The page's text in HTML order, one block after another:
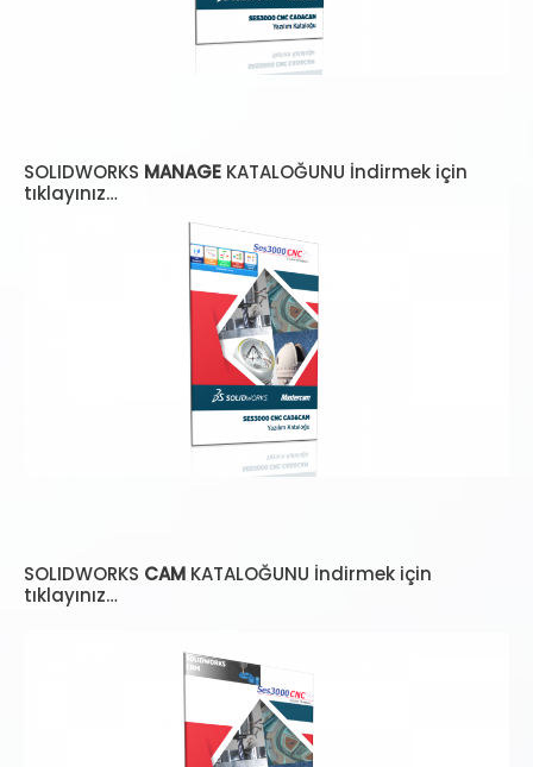
SOLIDWORKS MANAGE KATALOĞUNU İndirmek için
tıklayınız…
SOLIDWORKS CAM KATALOĞUNU İndirmek için
tıklayınız…